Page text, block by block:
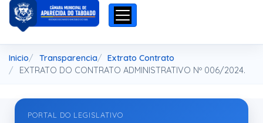
Inicio Transparencia
Extrato Contrato
EXTRATO DO CONTRATO ADMINISTRATIVO Nº 006/2024.
PORTAL DO LEGISLATIVO